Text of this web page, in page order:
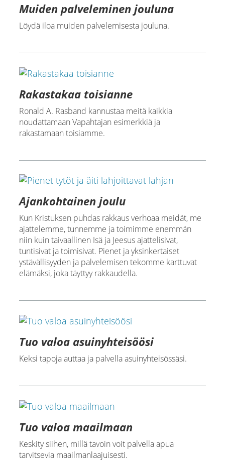
Muiden palveleminen jouluna
Löydä iloa muiden palvelemisesta jouluna.
Rakastakaa toisianne
Ronald A. Rasband kannustaa meitä kaikkia
noudattamaan Vapahtajan esimerkkiä ja
rakastamaan toisiamme.
Ajankohtainen joulu
Kun Kristuksen puhdas rakkaus verhoaa meidät, me
ajattelemme, tunnemme ja toimimme enemmän
niin kuin taivaallinen Isä ja Jeesus ajattelisivat,
tuntisivat ja toimisivat. Pienet ja yksinkertaiset
ystävällisyyden ja palvelemisen tekomme karttuvat
elämäksi, joka täyttyy rakkaudella.
Tuo valoa asuinyhteisöösi
Keksi tapoja auttaa ja palvella asuinyhteisössäsi.
Tuo valoa maailmaan
Keskity siihen, millä tavoin voit palvella apua
tarvitsevia maailmanlaajuisesti.